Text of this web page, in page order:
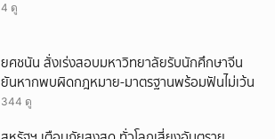
4 ดู
ยศชนัน สั่งเร่งสอบมหาวิทยาลัยรับนักศึกษาจีน
ยันหากพบผิดกฎหมาย-มาตรฐานพร้อมฟันไม่เว้น
344 ดู